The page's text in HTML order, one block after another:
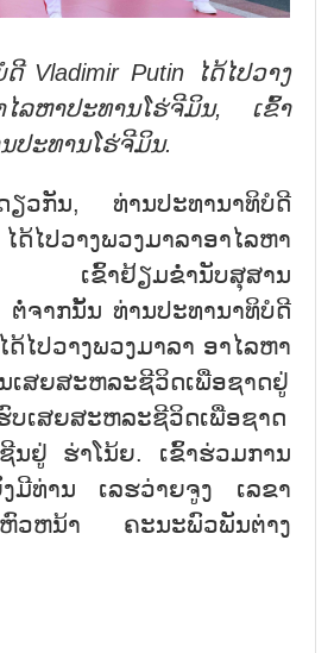
Vladimir Putin ໄດ້ໄປວາງ
ລຫາປະທານໂຮ່ຈີມິນ, ເຂົ້າ
ປະທານໂຮ່ຈີມິນ.
ຽວກັນ, ທ່ານປະທານາທິບໍດີ
ດ້ໄປວາງພວງມາລາອາໄລຫາ
, ເຂົ້າຢ້ຽມຂ່ຳນັບສຸສານ
ຕໍ່ຈາກນັ້ນ ທ່ານປະທານາທິບໍດີ
ດ້ໄປວາງພວງມາລາ ອາໄລຫາ
ເສຍສະຫລະຊີວິດເພື່ອຊາດຢູ່
ບເສຍສະຫລະຊີວິດເພື່ອຊາດ
ນຢູ່ ຮ່າໂນ້ຍ. ເຂົ້າຮ່ວມການ
ມີທ່ານ ເລຮວ່າຍຈູງ ເລຂາ
ຫນ້າ ຄະນະພົວພັນຕ່າງ